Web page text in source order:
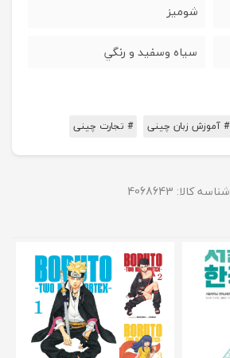
شومیز
سیاه وسفید و رنگي
# آموزش زبان چینی # تجارت چینی
شناسه کالا: 4068643